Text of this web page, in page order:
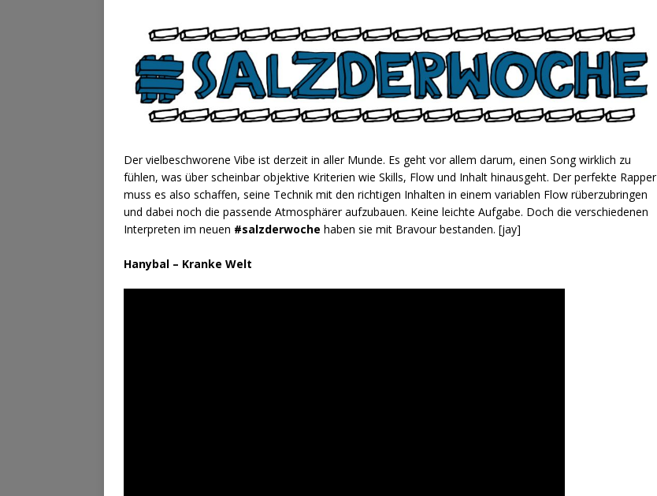
Der vielbeschworene Vibe ist derzeit in aller Munde. Es geht vor allem darum, einen Song wirklich zu
fühlen, was über scheinbar objektive Kriterien wie Skills, Flow und Inhalt hinausgeht. Der perfekte Rapper
muss es also schaffen, seine Technik mit den richtigen Inhalten in einem variablen Flow rüberzubringen
und dabei noch die passende Atmosphärer aufzubauen. Keine leichte Aufgabe. Doch die verschiedenen
Interpreten im neuen #salzderwoche haben sie mit Bravour bestanden. [jay]
Hanybal – Kranke Welt